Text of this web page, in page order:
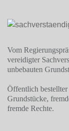
Vom
vereidigter
unbebauten
Öffentlich
Grundstücke,
fremde Rechte.